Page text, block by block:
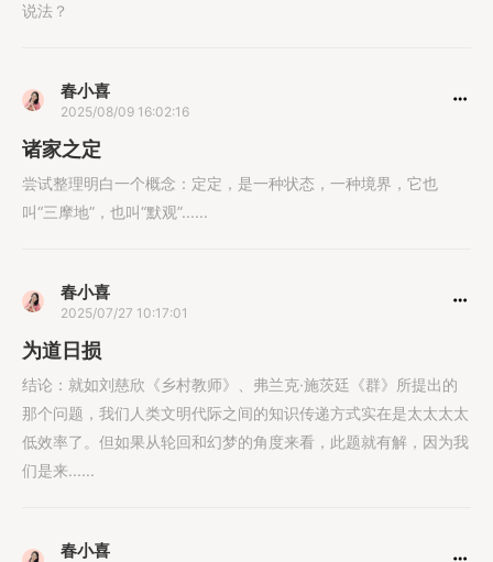
说法？
春小喜
2025/08/09 16:02:16
诸家之定
尝试整理明白一个概念：定定，是一种状态，一种境界，它也
叫“三摩地”，也叫“默观”......
春小喜
2025/07/27 10:17:01
为道日损
结论：就如刘慈欣《乡村教师》、弗兰克·施茨廷《群》所提出的
那个问题，我们人类文明代际之间的知识传递方式实在是太太太太
低效率了。但如果从轮回和幻梦的角度来看，此题就有解，因为我
们是来......
春小喜